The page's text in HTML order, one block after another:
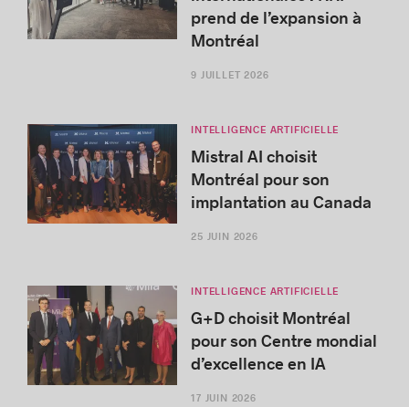
prend de l’expansion à
Montréal
9 JUILLET 2026
INTELLIGENCE ARTIFICIELLE
Mistral AI choisit
Montréal pour son
implantation au Canada
25 JUIN 2026
INTELLIGENCE ARTIFICIELLE
G+D choisit Montréal
pour son Centre mondial
d’excellence en IA
17 JUIN 2026